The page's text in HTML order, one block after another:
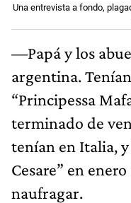
Una entrevista a fondo,
—Papá y los
argentina.
“Principessa
terminado de
tenían en Italia,
Cesare” en
naufragar.